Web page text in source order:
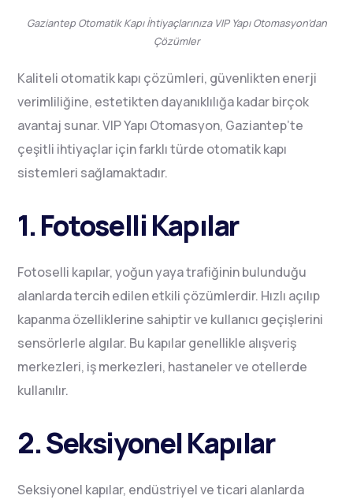
Gaziantep Otomatik Kapı İhtiyaçlarınıza VIP Yapı Otomasyon’dan
Çözümler
Kaliteli otomatik kapı çözümleri, güvenlikten enerji
verimliliğine, estetikten dayanıklılığa kadar birçok
avantaj sunar. VIP Yapı Otomasyon, Gaziantep’te
çeşitli ihtiyaçlar için farklı türde otomatik kapı
sistemleri sağlamaktadır.
1. Fotoselli Kapılar
Fotoselli kapılar, yoğun yaya trafiğinin bulunduğu
alanlarda tercih edilen etkili çözümlerdir. Hızlı açılıp
kapanma özelliklerine sahiptir ve kullanıcı geçişlerini
sensörlerle algılar. Bu kapılar genellikle alışveriş
merkezleri, iş merkezleri, hastaneler ve otellerde
kullanılır.
2. Seksiyonel Kapılar
Seksiyonel kapılar, endüstriyel ve ticari alanlarda